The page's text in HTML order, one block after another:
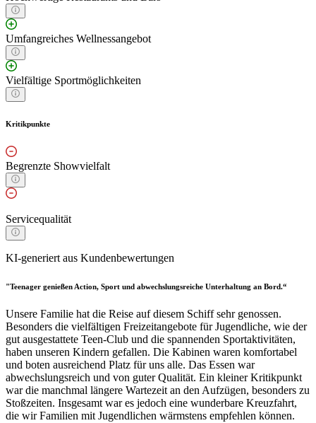
Umfangreiches Wellnessangebot
Vielfältige Sportmöglichkeiten
Kritikpunkte
Begrenzte Showvielfalt
Servicequalität
KI-generiert aus Kundenbewertungen
"Teenager genießen Action, Sport und abwechslungsreiche Unterhaltung an Bord.“
Unsere Familie hat die Reise auf diesem Schiff sehr genossen.
Besonders die vielfältigen Freizeitangebote für Jugendliche, wie der
gut ausgestattete Teen-Club und die spannenden Sportaktivitäten,
haben unseren Kindern gefallen. Die Kabinen waren komfortabel
und boten ausreichend Platz für uns alle. Das Essen war
abwechslungsreich und von guter Qualität. Ein kleiner Kritikpunkt
war die manchmal längere Wartezeit an den Aufzügen, besonders zu
Stoßzeiten. Insgesamt war es jedoch eine wunderbare Kreuzfahrt,
die wir Familien mit Jugendlichen wärmstens empfehlen können.